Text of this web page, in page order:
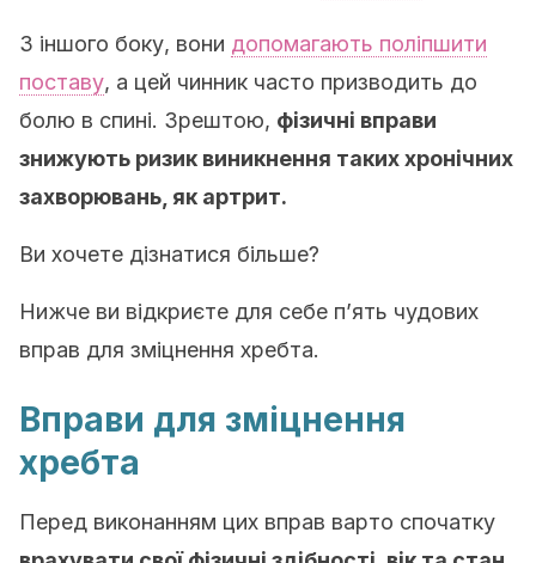
З іншого боку, вони допомагають поліпшити
поставу, а цей чинник часто призводить до
болю в спині. Зрештою, фізичні вправи
знижують ризик виникнення таких хронічних
захворювань, як артрит.
Ви хочете дізнатися більше?
Нижче ви відкриєте для себе п’ять чудових
вправ для зміцнення хребта.
Вправи для зміцнення
хребта
Перед виконанням цих вправ варто спочатку